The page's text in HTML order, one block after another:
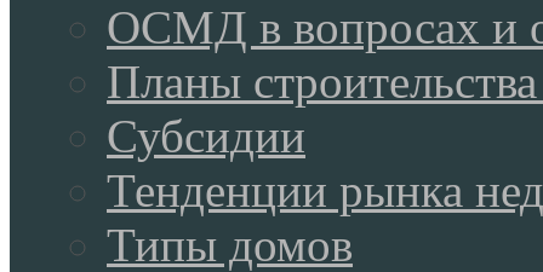
ОСМД в вопросах и
Планы
Субсидии
Тенденции рынка
Типы домов